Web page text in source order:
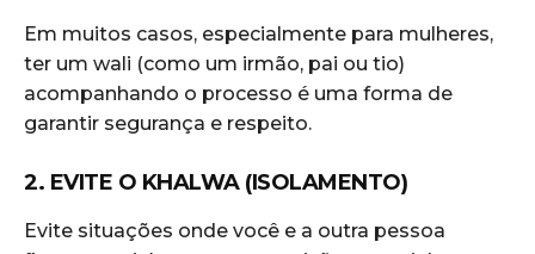
Em muitos casos, especialmente para mulheres,
ter um wali (como um irmão, pai ou tio)
acompanhando o processo é uma forma de
garantir segurança e respeito.
2. EVITE O KHALWA (ISOLAMENTO)
Evite situações onde você e a outra pessoa